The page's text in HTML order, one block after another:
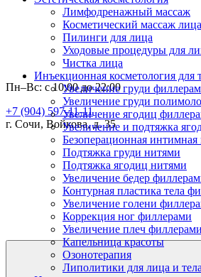
Пн–Вс: с 10:00 до 22:00
+7 (904) 597-11-11
г. Сочи, Войкова, д. 35
Лимфодренажный массаж
Косметический массаж лица
Пилинги для лица
Уходовые процедуры для
Чистка лица
Инъекционная косметология для
Увеличение груди
Увеличение груди
Увеличение ягодиц
Увеличение и подтяжка
Безоперационная интимная
Подтяжка груди нитями
Подтяжка ягодиц нитями
Увеличение бедер
Контурная пластика тела
Увеличение голени
Коррекция ног филлерами
Увеличение плеч филлерами
Капельница красоты
Озонотерапия
Липолитики для лица и тела